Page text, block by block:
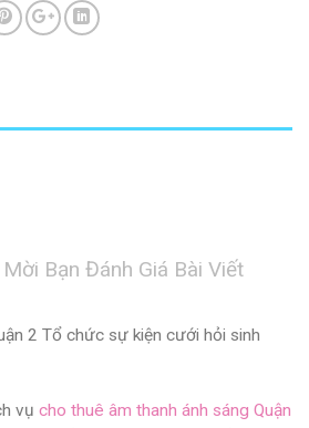
Mời Bạn Đánh Giá Bài Viết
2 Tổ chức sự kiện cưới hỏi sinh
vụ cho thuê âm thanh ánh sáng Quận